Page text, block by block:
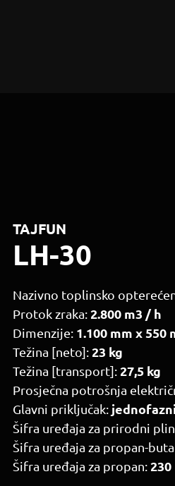
TAJFUN
LH-30
Nazivno toplinsko
Protok zraka:2.800 m3 / h
Dimenzije: 1.100 mm x 550
Težina [neto]:23 kg
Težina [transport]:27,5 kg
Prosječna potrošnja
Glavni priključak:
Šifra uređaja za prirodni
Šifra uređaja za propan-
Šifra uređaja za propan:230